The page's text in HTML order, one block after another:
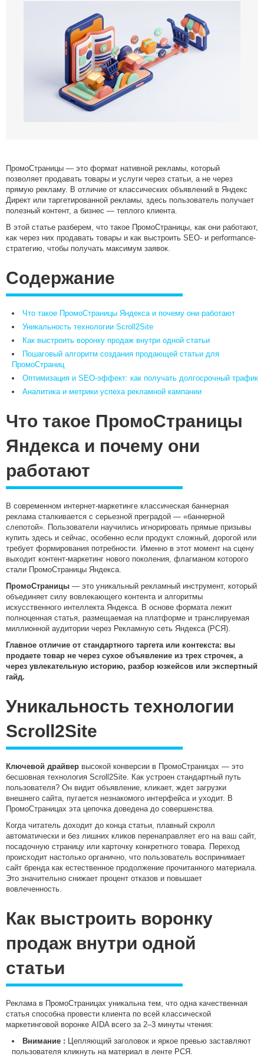
Медийные размещения
Разработка Digital стратегии
Комплексная веб-аналитика
SMM продвижение
SMM Телеграм
SMM ВКонтакте
Разработка Landing Pages
Брендформанс-маркетинг
OLV‑реклама
DOOH‑реклама
ПромоСтраницы — это формат нативной рекламы, который
позволяет продавать товары и услуги через статьи, а не через
прямую рекламу. В отличие от классических объявлений в Яндекс
Директ или таргетированной рекламы, здесь пользователь получает
полезный контент, а бизнес — теплого клиента.
В этой статье разберем, что такое ПромоСтраницы, как они работают,
как через них продавать товары и как выстроить SEO- и performance-
стратегию, чтобы получать максимум заявок.
Содержание
Что такое ПромоСтраницы Яндекса и почему они работают
Уникальность технологии Scroll2Site
Как выстроить воронку продаж внутри одной статьи
Пошаговый алгоритм создания продающей статьи для
ПромоСтраниц
Оптимизация и SEO-эффект: как получать долгосрочный трафик
Аналитика и метрики успеха рекламной кампании
Что такое ПромоСтраницы
Яндекса и почему они
работают
В современном интернет-маркетинге классическая баннерная
реклама сталкивается с серьезной преградой — «баннерной
слепотой». Пользователи научились игнорировать прямые призывы
купить здесь и сейчас, особенно если продукт сложный, дорогой или
требует формирования потребности. Именно в этот момент на сцену
выходит контент-маркетинг нового поколения, флагманом которого
стали ПромоСтраницы Яндекса.
ПромоСтраницы — это уникальный рекламный инструмент, который
объединяет силу вовлекающего контента и алгоритмы
искусственного интеллекта Яндекса. В основе формата лежит
полноценная статья, размещаемая на платформе и транслируемая
миллионной аудитории через Рекламную сеть Яндекса (РСЯ).
Главное отличие от стандартного таргета или контекста: вы
продаете товар не через сухое объявление из трех строчек, а
через увлекательную историю, разбор юзкейсов или экспертный
гайд.
Уникальность технологии
Scroll2Site
Ключевой драйвер высокой конверсии в ПромоСтраницах — это
бесшовная технология Scroll2Site. Как устроен стандартный путь
пользователя? Он видит объявление, кликает, ждет загрузки
внешнего сайта, пугается незнакомого интерфейса и уходит. В
ПромоСтраницах эта цепочка доведена до совершенства.
Когда читатель доходит до конца статьи, плавный скролл
автоматически и без лишних кликов перенаправляет его на ваш сайт,
посадочную страницу или карточку конкретного товара. Переход
происходит настолько органично, что пользователь воспринимает
сайт бренда как естественное продолжение прочитанного материала.
Это значительно снижает процент отказов и повышает
вовлеченность.
Как выстроить воронку
продаж внутри одной
статьи
Реклама в ПромоСтраницах уникальна тем, что одна качественная
статья способна провести клиента по всей классической
маркетинговой воронке AIDA всего за 2–3 минуты чтения:
Внимание : Цепляющий заголовок и яркое превью заставляют
пользователя кликнуть на материал в ленте РСЯ.